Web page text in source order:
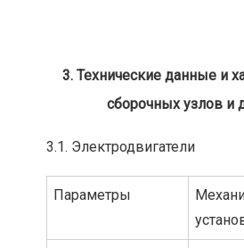
3. Технические данные и
сборочных узлов и
3.1. Электродвигатели
Параметры